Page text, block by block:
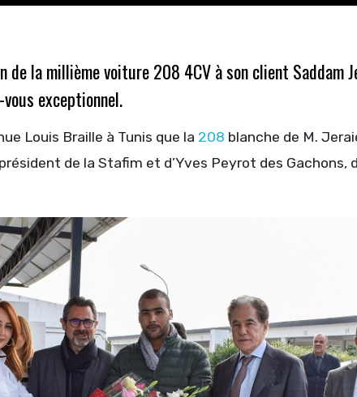
de la millième voiture 208 4CV à son client Saddam
exceptionnel.
Louis Braille à Tunis que la 208 blanche de M.
de la Stafim et d’Yves Peyrot des Gachons,